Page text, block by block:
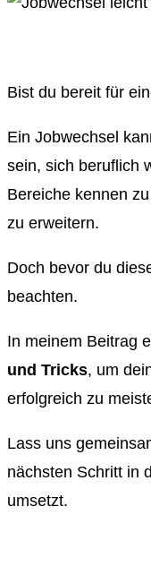
Bist du bereit für
Ein Jobwechsel
sein, sich beruflich
Bereiche kennen
zu erweitern.
Doch bevor du
beachten.
In meinem Beitrag
und Tricks, um
erfolgreich zu
Lass uns
nächsten Schritt in
umsetzt.